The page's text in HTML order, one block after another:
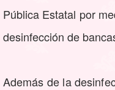
Pública Estatal por
desinfección de
Además de la